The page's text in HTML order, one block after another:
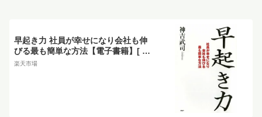
早起き力 社員が幸せになり会社も伸
びる最も簡単な方法【電子書籍】[ 神
吉武司 ]
楽天市場